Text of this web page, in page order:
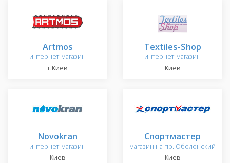
Artmos
интернет-магазин
г.Киев
Textiles-Shop
интернет-магазин
Киев
Novokran
интернет-магазин
Киев
Спортмастер
магазин на пр. Оболонский
Киев